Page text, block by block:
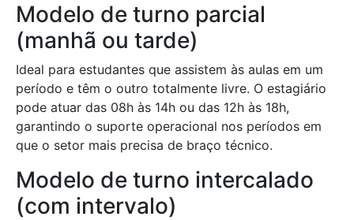
Modelo de turno parcial
(manhã ou tarde)
Ideal para estudantes que assistem às aulas em um
período e têm o outro totalmente livre. O estagiário
pode atuar das 08h às 14h ou das 12h às 18h,
garantindo o suporte operacional nos períodos em
que o setor mais precisa de braço técnico.
Modelo de turno intercalado
(com intervalo)